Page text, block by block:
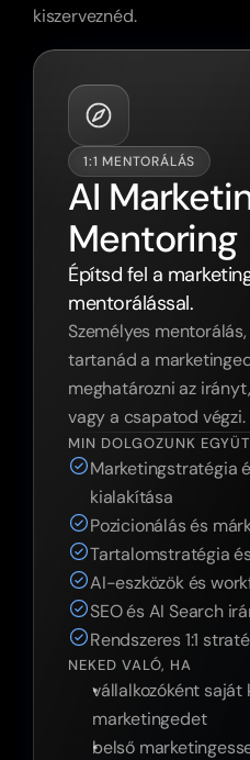
kiszerveznéd.
1:1 MENTORÁLÁS
AI
Mentoring
Építsd fel a
mentorálással.
Személyes
tartanád a
meghatározni az
vagy a csapatod végzi.
MIN DOLGOZUNK
Marketingstratégia
kialakítása
Pozicionálás és
Tartalomstratégia
AI-eszközök és
SEO és AI Search
Rendszeres 1:1
NEKED VALÓ, HA
vállalkozóként
marketingedet
belső